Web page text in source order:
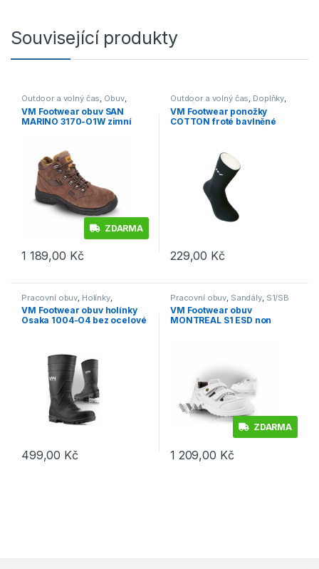
Související produkty
Outdoor a volný čas, Obuv,
Vycházková Výprodej
VM Footwear obuv SAN
MARINO 3170-O1W zimní
ZDARMA
1 189,00 Kč
Tento produkt má více variant. Možnosti lze vybrat na stránce
Outdoor a volný čas, Doplňky,
Ponožky
VM Footwear ponožky
COTTON froté bavlněné
229,00 Kč
Tento produkt má více
Pracovní obuv Holínky,
OB/O1/O4
VM Footwear obuv holínky
Osaka 1004-O4 bez ocelové
499,00 Kč
Tento produkt má více variant. Možnosti lze vybrat na stránce
Pracovní obuv Sandály, S1/SB
VM Footwear obuv
MONTREAL S1 ESD non
ZDARMA
1 209,00 Kč
Tento produkt má více